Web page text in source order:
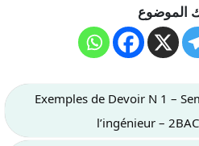
الموضوع
Exemples de Devoir N 1 –
l’ingénieur –